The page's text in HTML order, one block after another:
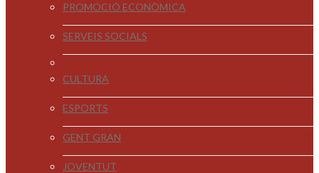
PROMOCIÓ ECONÒMICA
SERVEIS SOCIALS
CULTURA
ESPORTS
GENT GRAN
JOVENTUT